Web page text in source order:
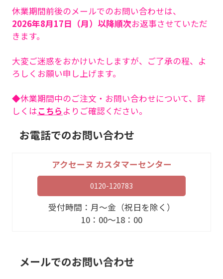
休業期間前後のメールでのお問い合わせは、
2026年8月17日（月）以降順次お返事させていただ
きます。
大変ご迷惑をおかけいたしますが、ご了承の程、よ
ろしくお願い申し上げます。
◆休業期間中のご注文・お問い合わせについて、詳
しくはこちら よりご確認ください。
お電話でのお問い合わせ
アクセーヌ カスタマーセンター
0120-120783
受付時間：月～金（祝日を除く）
10：00～18：00
メールでのお問い合わせ